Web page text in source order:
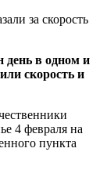
в одном и
скорость и
4 февраля на
пункта